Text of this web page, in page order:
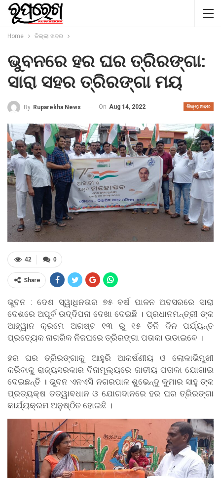
Home ଜିଲ୍ଲା ଖବର
ଭୁବନରେ ହର ଘର ତ୍ରିରଙ୍ଗା:
ସାରା ସହର ତ୍ରିରଙ୍ଗା ମୟ
ଜିଲ୍ଲା ଖବର
By Ruparekha News On Aug 14, 2022
0
42
Share
ଭୁବନ : ଦେଶ ସ୍ୱାଧିନତାର ୭୫ ବର୍ଷ ପାଳନ ଅବସରରେ ସାରା
ଦେଶରେ ଅପୂର୍ବ ଉଦ୍ଦିପନା ଦେଖା ଦେଇଛି । ପ୍ରଧାନମନ୍ତ୍ରୀ ଙ୍କ
ଆହ୍ୱାନ କ୍ରମେ ଅଗଷ୍ଟ ୧୩ ରୁ ୧୫ ତିନି ଦିନ ପର୍ଯ୍ୟନ୍ତ
ପ୍ରତ୍ୟେକ ନାଗରିକ ନିଜଘରେ ତ୍ରିରଙ୍ଗା ପତାକା ଉଡାଇବେ ।
ହର ଘର ତ୍ରିରଙ୍ଗାକୁ ଆହୁରି ଆକର୍ଷଣୀୟ ଓ ଲୋକାଭିମୁଖୀ
କରିବାକୁ ରାଜ୍ୟସରକାର ବିନାମୂଲ୍ୟରେ ଜାତୀୟ ପତାକା ଯୋଗାଇ
ଦେଇଛନ୍ତି । ଭୁବନ ଏନଏସି ନଗରପାଳ ଶୁଭେନ୍ଦୁ କୁମାର ସାହୁ ଙ୍କ
ପ୍ରତ୍ୟକ୍ଷ ତତ୍ୱାବଧାନ ଓ ଯୋଗଦାନରେ ହର ଘର ତ୍ରିରଙ୍ଗା
କାର୍ଯ୍ୟକ୍ରମ ଅନୁଷ୍ଠିତ ହୋଇଛି ।